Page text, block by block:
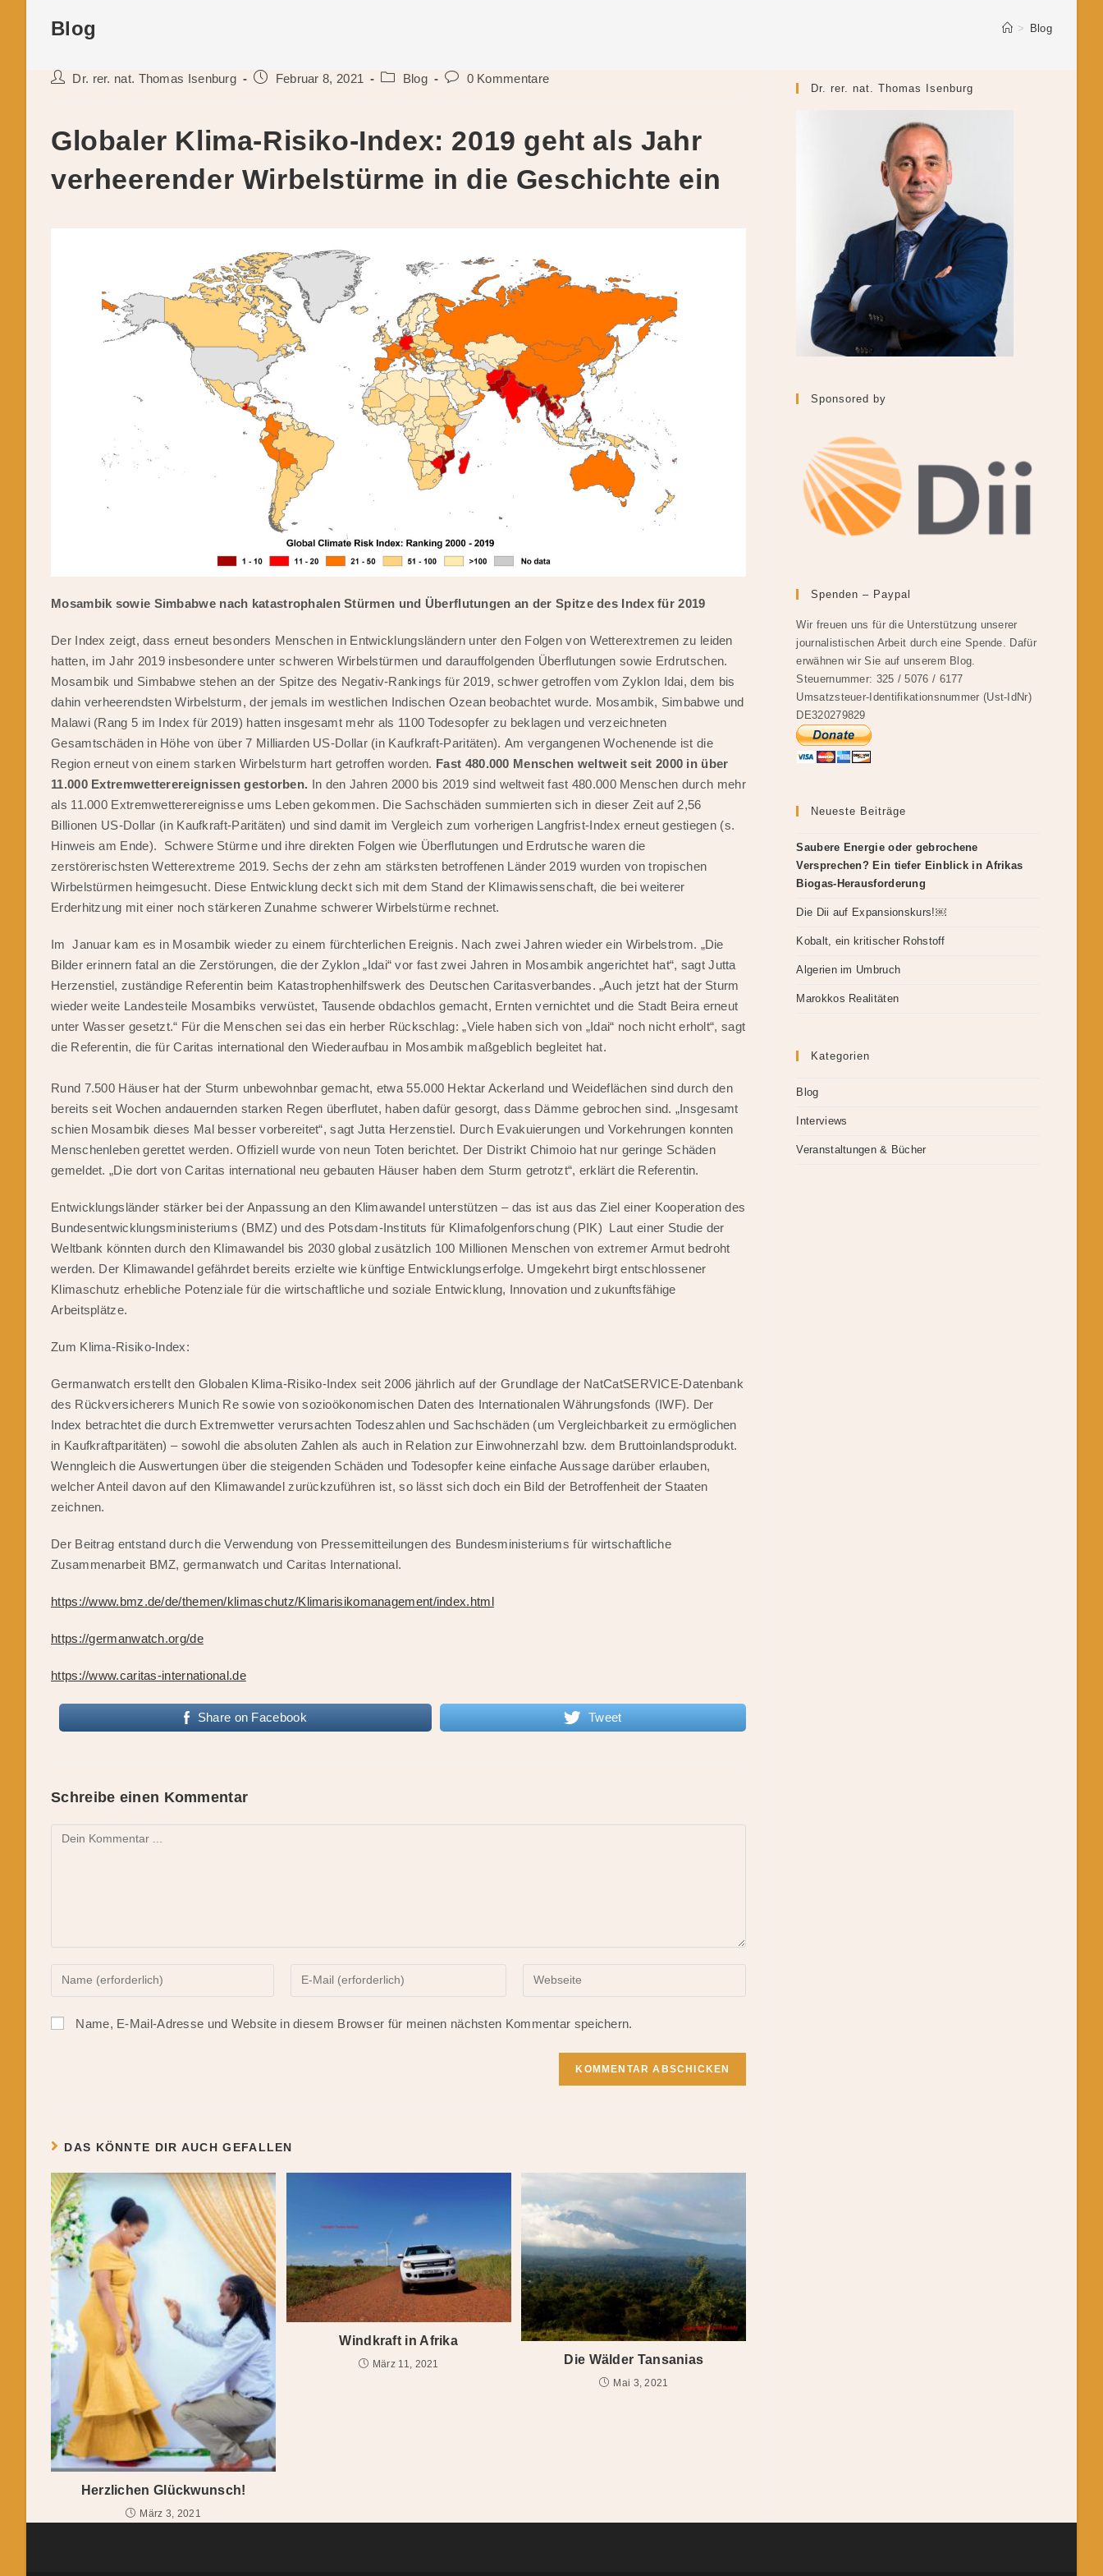
Blog > Blog
Beitrags-
Dr. rer. nat. Thomas Isenburg
BeitragFebruar 8, 2021
Beitrags-
Blog
Beitrags-0 Kommentare
Globaler Klima-Risiko-Index: 2019 geht als Jahr
verheerender Wirbelstürme in die Geschichte ein
Mosambik sowie Simbabwe nach katastrophalen Stürmen und Überflutungen an der Spitze des Index für 2019
Der Index zeigt, dass erneut besonders Menschen in Entwicklungsländern unter den Folgen von Wetterextremen zu leiden
hatten, im Jahr 2019 insbesondere unter schweren Wirbelstürmen und darauffolgenden Überflutungen sowie Erdrutschen.
Mosambik und Simbabwe stehen an der Spitze des Negativ-Rankings für 2019, schwer getroffen vom Zyklon Idai, dem bis
dahin verheerendsten Wirbelsturm, der jemals im westlichen Indischen Ozean beobachtet wurde. Mosambik, Simbabwe und
Malawi (Rang 5 im Index für 2019) hatten insgesamt mehr als 1100 Todesopfer zu beklagen und verzeichneten
Gesamtschäden in Höhe von über 7 Milliarden US-Dollar (in Kaufkraft-Paritäten). Am vergangenen Wochenende ist die
Region erneut von einem starken Wirbelsturm hart getroffen worden. Fast 480.000 Menschen weltweit seit 2000 in über
11.000 Extremwetterereignissen gestorben. In den Jahren 2000 bis 2019 sind weltweit fast 480.000 Menschen durch mehr
als 11.000 Extremwetterereignisse ums Leben gekommen. Die Sachschäden summierten sich in dieser Zeit auf 2,56
Billionen US-Dollar (in Kaufkraft-Paritäten) und sind damit im Vergleich zum vorherigen Langfrist-Index erneut gestiegen (s.
Hinweis am Ende). Schwere Stürme und ihre direkten Folgen wie Überflutungen und Erdrutsche waren die
zerstörerischsten Wetterextreme 2019. Sechs der zehn am stärksten betroffenen Länder 2019 wurden von tropischen
Wirbelstürmen heimgesucht. Diese Entwicklung deckt sich mit dem Stand der Klimawissenschaft, die bei weiterer
Erderhitzung mit einer noch stärkeren Zunahme schwerer Wirbelstürme rechnet.
Im Januar kam es in Mosambik wieder zu einem fürchterlichen Ereignis. Nach zwei Jahren wieder ein Wirbelstrom. „Die
Bilder erinnern fatal an die Zerstörungen, die der Zyklon „Idai“ vor fast zwei Jahren in Mosambik angerichtet hat“, sagt Jutta
Herzenstiel, zuständige Referentin beim Katastrophenhilfswerk des Deutschen Caritasverbandes. „Auch jetzt hat der Sturm
wieder weite Landesteile Mosambiks verwüstet, Tausende obdachlos gemacht, Ernten vernichtet und die Stadt Beira erneut
unter Wasser gesetzt.“ Für die Menschen sei das ein herber Rückschlag: „Viele haben sich von „Idai“ noch nicht erholt“, sagt
die Referentin, die für Caritas international den Wiederaufbau in Mosambik maßgeblich begleitet hat.
Rund 7.500 Häuser hat der Sturm unbewohnbar gemacht, etwa 55.000 Hektar Ackerland und Weideflächen sind durch den
bereits seit Wochen andauernden starken Regen überflutet, haben dafür gesorgt, dass Dämme gebrochen sind. „Insgesamt
schien Mosambik dieses Mal besser vorbereitet“, sagt Jutta Herzenstiel. Durch Evakuierungen und Vorkehrungen konnten
Menschenleben gerettet werden. Offiziell wurde von neun Toten berichtet. Der Distrikt Chimoio hat nur geringe Schäden
gemeldet. „Die dort von Caritas international neu gebauten Häuser haben dem Sturm getrotzt“, erklärt die Referentin.
Entwicklungsländer stärker bei der Anpassung an den Klimawandel unterstützen – das ist aus das Ziel einer Kooperation des
Bundesentwicklungsministeriums (BMZ) und des Potsdam-Instituts für Klimafolgenforschung (PIK) Laut einer Studie der
Weltbank könnten durch den Klimawandel bis 2030 global zusätzlich 100 Millionen Menschen von extremer Armut bedroht
werden. Der Klimawandel gefährdet bereits erzielte wie künftige Entwicklungserfolge. Umgekehrt birgt entschlossener
Klimaschutz erhebliche Potenziale für die wirtschaftliche und soziale Entwicklung, Innovation und zukunftsfähige
Arbeitsplätze.
Zum Klima-Risiko-Index:
Germanwatch erstellt den Globalen Klima-Risiko-Index seit 2006 jährlich auf der Grundlage der NatCatSERVICE-Datenbank
des Rückversicherers Munich Re sowie von sozioökonomischen Daten des Internationalen Währungsfonds (IWF). Der
Index betrachtet die durch Extremwetter verursachten Todeszahlen und Sachschäden (um Vergleichbarkeit zu ermöglichen
in Kaufkraftparitäten) – sowohl die absoluten Zahlen als auch in Relation zur Einwohnerzahl bzw. dem Bruttoinlandsprodukt.
Wenngleich die Auswertungen über die steigenden Schäden und Todesopfer keine einfache Aussage darüber erlauben,
welcher Anteil davon auf den Klimawandel zurückzuführen ist, so lässt sich doch ein Bild der Betroffenheit der Staaten
zeichnen.
Der Beitrag entstand durch die Verwendung von Pressemitteilungen des Bundesministeriums für wirtschaftliche
Zusammenarbeit BMZ, germanwatch und Caritas International.
https://www.bmz.de/de/themen/klimaschutz/Klimarisikomanagement/index.html
https://germanwatch.org/de
https://www.caritas-international.de
Share on Facebook Tweet
Schreibe einen Kommentar
Kommentieren
oder
Mail-
URL
Name, E-Mail-Adresse und Website in diesem Browser für meinen nächsten Kommentar speichern.
DAS KÖNNTE DIR AUCH GEFALLEN
Herzlichen Glückwunsch!
März 3, 2021
Windkraft in Afrika
März 11, 2021 Die Wälder Tansanias
Mai 3, 2021
Dr. rer. nat. Thomas Isenburg
Sponsored by
Spenden – Paypal
Wir freuen uns für die Unterstützung unserer
journalistischen Arbeit durch eine Spende. Dafür
erwähnen wir Sie auf unserem Blog.
Steuernummer: 325 / 5076 / 6177
Umsatzsteuer-Identifikationsnummer (Ust-IdNr)
DE320279829
Neueste Beiträge
Saubere Energie oder gebrochene
Versprechen? Ein tiefer Einblick in Afrikas
Biogas-Herausforderung
Die Dii auf Expansionskurs!￼
Kobalt, ein kritischer Rohstoff
Algerien im Umbruch
Marokkos Realitäten
Kategorien
Blog
Interviews
Veranstaltungen & Bücher